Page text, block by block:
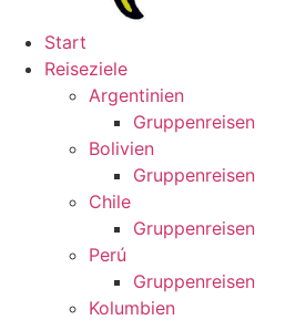
Start
Reiseziele
Argentinien
Gruppenreisen
Bolivien
Gruppenreisen
Chile
Gruppenreisen
Perú
Gruppenreisen
Kolumbien